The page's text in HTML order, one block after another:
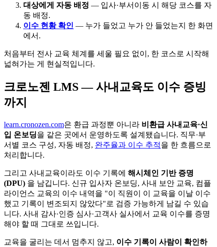
대상에게 자동 배정 — 입사·부서이동 시 해당 코스를 자
동 배정.
이수 현황 확인 — 누가 들었고 누가 안 들었는지 한 화면
에서.
처음부터 전사 교육 체계를 세울 필요 없이, 한 코스로 시작해
넓혀가는 게 현실적입니다.
크로노젠 LMS — 사내교육도 이수 증빙
까지
learn.cronozen.com은 환급 과정뿐 아니라 비환급 사내교육·신
입 온보딩을 같은 곳에서 운영하도록 설계됐습니다. 직무·부
서별 코스 구성, 자동 배정, 완주율과 이수 추적을 한 흐름으로
처리합니다.
그리고 사내교육이라도 이수 기록에 해시체인 기반 증명
(DPU) 을 남깁니다. 신규 입사자 온보딩, 사내 보안 교육, 컴플
라이언스 교육의 이수 내역을 "이 직원이 이 교육을 이날 이수
했고 기록이 변조되지 않았다"로 검증 가능하게 남길 수 있습
니다. 사내 감사·인증 심사·고객사 실사에서 교육 이수를 증명
해야 할 때 그대로 쓰입니다.
교육을 굴리는 데서 멈추지 않고, 이수 기록이 사람이 확인하